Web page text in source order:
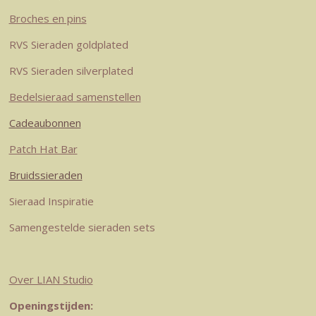
r
a
e
s
n
Broches en pins
RVS Sieraden goldplated
RVS Sieraden silverplated
Bedelsieraad samenstellen
Cadeaubonnen
Patch Hat Bar
Bruidssieraden
Sieraad Inspiratie
Samengestelde sieraden sets
Over LIAN Studio
Openingstijden: